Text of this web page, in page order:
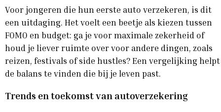
Voor jongeren die hun eerste auto verzekeren, is dit
een uitdaging. Het voelt een beetje als kiezen tussen
FOMO en budget: ga je voor maximale zekerheid of
houd je liever ruimte over voor andere dingen, zoals
reizen, festivals of side hustles? Een vergelijking helpt
de balans te vinden die bij je leven past.
Trends en toekomst van autoverzekering